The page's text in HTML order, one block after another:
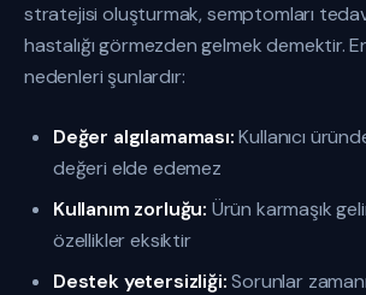
stratejisi oluşturmak, semptomları
hastalığı görmezden gelmek demektir.
nedenleri şunlardır:
Değer algılamaması:Kullanıcı
değeri elde edemez
Kullanım zorluğu: Ürün karmaşık
özellikler eksiktir
Destek yetersizliği:Sorunlar